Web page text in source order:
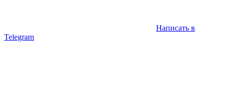
Написать в
Telegram